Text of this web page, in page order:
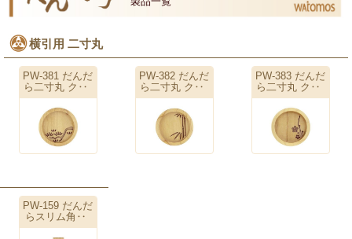
横引用 二寸丸
PW-381 だんだ
ら二寸丸 ク‥
PW-382 だんだ
ら二寸丸 ク‥
PW-383 だんだ
ら二寸丸 ク‥
PW-159 だんだ
らスリム角‥